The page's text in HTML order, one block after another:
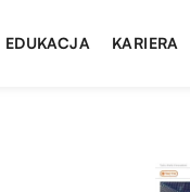
EDUKACJA KARIERA